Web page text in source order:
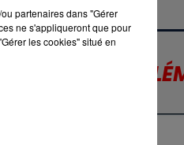
QUI
LE
partenaires dans "Gérer
ne s'appliqueront que pour
les cookies" situé en